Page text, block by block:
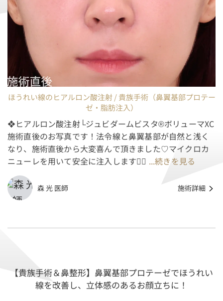
ほうれい線のヒアルロン酸注射 / 貴族手術（鼻翼基部プロテー
ゼ・脂肪注入）
❖ヒアルロン酸注射└ジュビダームビスタ®ボリューマXC
施術直後のお写真です！法令線と鼻翼基部が自然と浅く
なり、施術直後から大変喜んで頂きました♡マイクロカ
ニューレを用いて安全に注入します👨‍⚕️ ...続きを見る
森 光 医師 施術詳細
【貴族手術＆鼻整形】鼻翼基部プロテーゼでほうれい
線を改善し、立体感のあるお顔立ちに！